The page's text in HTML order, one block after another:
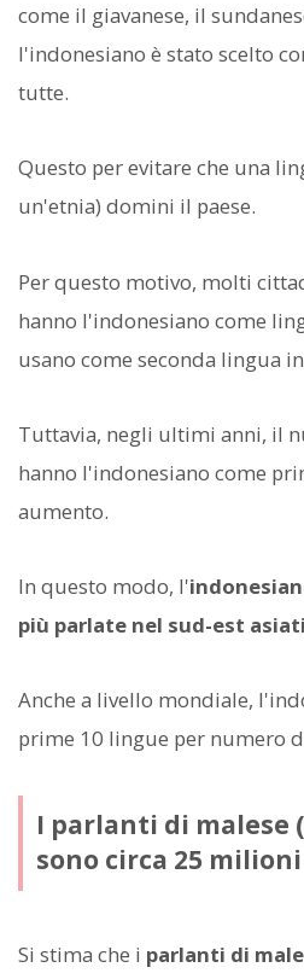
come il giavanese, il
l'indonesiano è stato scelto
tutte.
Questo per evitare che una
un'etnia) domini il paese.
Per questo motivo, molti
hanno l'indonesiano come
usano come seconda lingua
Tuttavia, negli ultimi anni, il
hanno l'indonesiano come
aumento.
In questo modo, l'
più parlate nel sud-est
Anche a livello mondiale,
prime 10 lingue per numero
I parlanti di malese
sono circa 25 milioni
Si stima che i parlanti di